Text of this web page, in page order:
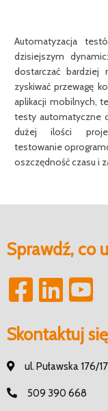
Automatyzacja
dzisiejszym
dostarczać
zyskiwać przewagę
aplikacji mobilnych,
testy automatyczne
dużej ilości
testowanie
oszczędność czasu i
Sprawdź, co
Skontaktuj
ul. Puławska 176/
509 390 668